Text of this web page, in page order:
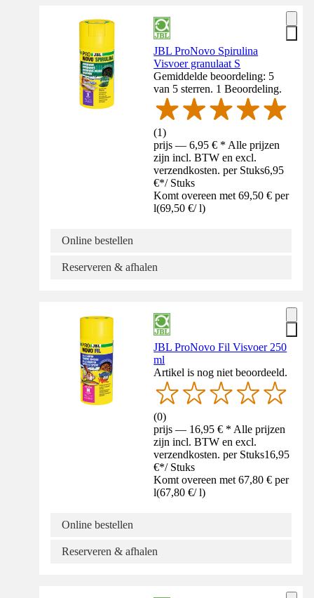
JBL ProNovo Spirulina
Visvoer granulaat S
Gemiddelde beoordeling: 5
van 5 sterren. 1 Beoordeling.
(1)
prijs — 6,95 € * Alle prijzen
zijn incl. BTW en excl.
verzendkosten. per Stuks6,95
€*/ Stuks
Komt overeen met 69,50 € per
l(69,50 €/ l)
Online bestellen
Reserveren & afhalen
JBL ProNovo Fil Visvoer 250
ml
Artikel is nog niet beoordeeld.
(0)
prijs — 16,95 € * Alle prijzen
zijn incl. BTW en excl.
verzendkosten. per Stuks16,95
€*/ Stuks
Komt overeen met 67,80 € per
l(67,80 €/ l)
Online bestellen
Reserveren & afhalen